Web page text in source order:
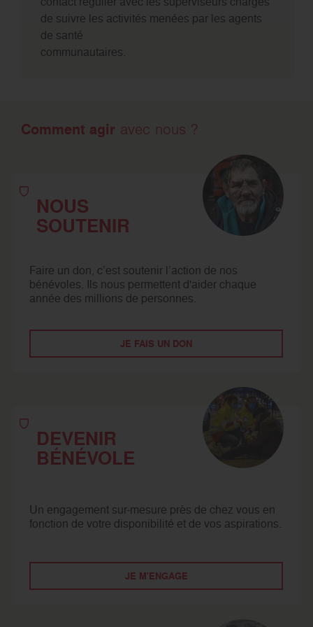
de suivre les activités menées par les agents
de santé
communautaires.
Comment agir avec nous ?
NOUS
SOUTENIR
Faire un don, c’est soutenir l’action de nos
bénévoles. Ils nous permettent d'aider chaque
année des millions de personnes.
JE FAIS UN DON
DEVENIR
BÉNÉVOLE
Un engagement sur-mesure près de chez vous en
fonction de votre disponibilité et de vos aspirations.
JE M'ENGAGE